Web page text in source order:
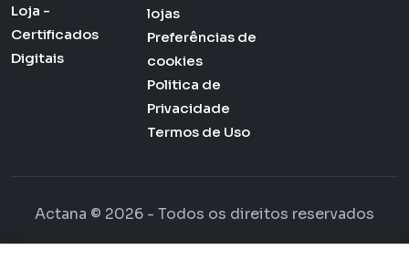
Loja -
Certificados
Digitais
lojas
Preferências de
cookies
Politica de
Privacidade
Termos de Uso
Actana © 2026 - Todos os direitos reservados